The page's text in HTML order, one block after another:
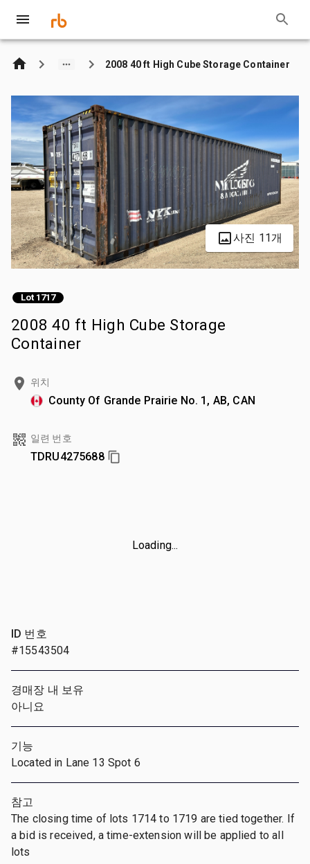
2008 40 ft High Cube Storage Container
사진 11개
Lot 1717
2008 40 ft High Cube Storage
Container
위치
County Of Grande Prairie No. 1, AB, CAN
일련 번호
TDRU4275688
Loading...
ID 번호
#15543504
경매장 내 보유
아니요
기능
Located in Lane 13 Spot 6
참고
The closing time of lots 1714 to 1719 are tied together. If
a bid is received, a time-extension will be applied to all
lots